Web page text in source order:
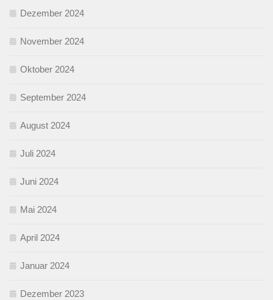
Dezember 2024
November 2024
Oktober 2024
September 2024
August 2024
Juli 2024
Juni 2024
Mai 2024
April 2024
Januar 2024
Dezember 2023